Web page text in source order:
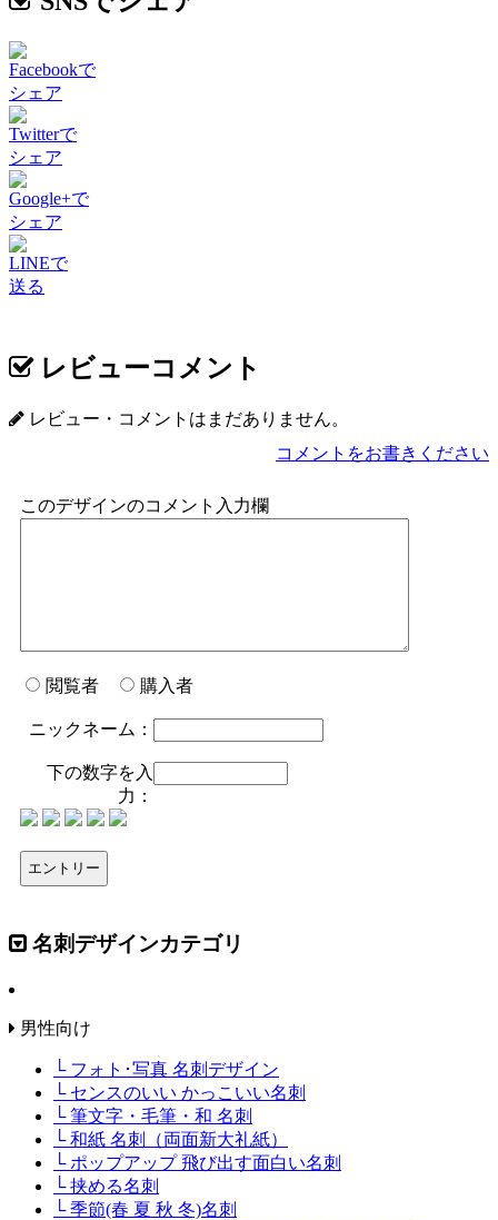
Facebookで
シェア
Twitterで
シェア
Google+で
シェア
LINEで
送る
レビューコメント
レビュー・コメントはまだありません。
コメントをお書きください
このデザインのコメント入力欄
閲覧者 購入者
ニックネーム：
下の数字を入
力：
名刺デザインカテゴリ
男性向け
└ フォト･写真 名刺デザイン
└ センスのいい かっこいい名刺
└ 筆文字・毛筆・和 名刺
└ 和紙 名刺（両面新大礼紙）
└ ポップアップ 飛び出す面白い名刺
└ 挟める名刺
└ 季節(春 夏 秋 冬)名刺